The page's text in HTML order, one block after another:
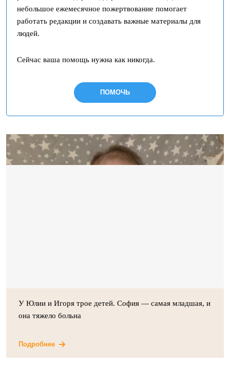
небольшое ежемесячное пожертвование помогает
работать редакции и создавать важные материалы для
людей.
Сейчас ваша помощь нужна как никогда.
ПОМОЧЬ
У Юлии и Игоря трое детей. София — самая младшая, и
она тяжело больна
Подробнее